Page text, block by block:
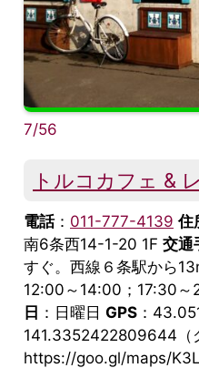
7/56
トルコカフェ &
電話： 011-777-4139 住
南6条西14-1-20 1F 交通
すぐ。西線６条駅から
12:00～14:00；17:30
日 ：日曜日 GPS ：
141.3352422809644（
https://goo.gl/maps/